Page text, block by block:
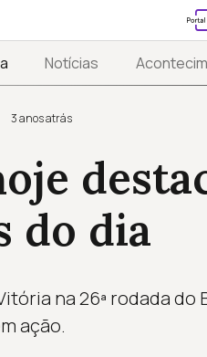
Notícias
3 anos atrás
do dia
na 26ª rodada do
ação.